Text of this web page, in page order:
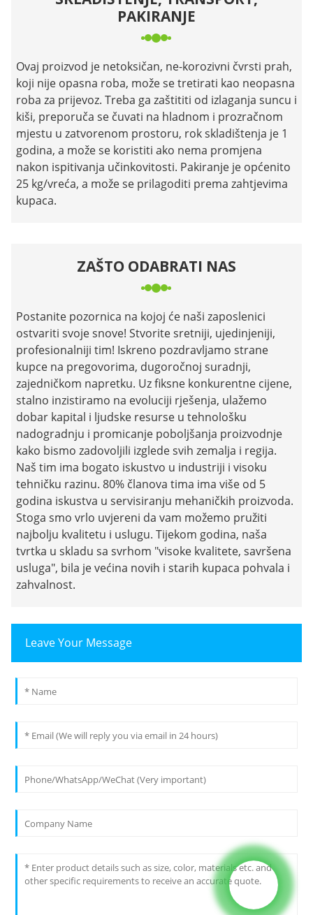
PAKIRANJE
Ovaj proizvod je netoksičan, ne-korozivni čvrsti prah,
koji nije opasna roba, može se tretirati kao neopasna
roba za prijevoz. Treba ga zaštititi od izlaganja suncu i
kiši, preporuča se čuvati na hladnom i prozračnom
mjestu u zatvorenom prostoru, rok skladištenja je 1
godina, a može se koristiti ako nema promjena
nakon ispitivanja učinkovitosti. Pakiranje je općenito
25 kg/vreća, a može se prilagoditi prema zahtjevima
kupaca.
ZAŠTO ODABRATI NAS
Postanite pozornica na kojoj će naši zaposlenici
ostvariti svoje snove! Stvorite sretniji, ujedinjeniji,
profesionalniji tim! Iskreno pozdravljamo strane
kupce na pregovorima, dugoročnoj suradnji,
zajedničkom napretku. Uz fiksne konkurentne cijene,
stalno inzistiramo na evoluciji rješenja, ulažemo
dobar kapital i ljudske resurse u tehnološku
nadogradnju i promicanje poboljšanja proizvodnje
kako bismo zadovoljili izglede svih zemalja i regija.
Naš tim ima bogato iskustvo u industriji i visoku
tehničku razinu. 80% članova tima ima više od 5
godina iskustva u servisiranju mehaničkih proizvoda.
Stoga smo vrlo uvjereni da vam možemo pružiti
najbolju kvalitetu i uslugu. Tijekom godina, naša
tvrtka u skladu sa svrhom "visoke kvalitete, savršena
usluga", bila je većina novih i starih kupaca pohvala i
zahvalnost.
Leave Your Message